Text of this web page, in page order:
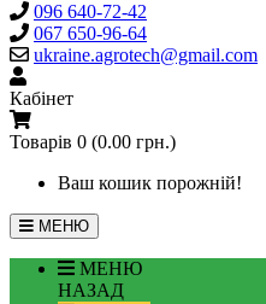
096 640-72-42
067 650-96-64
ukraine.agrotech@gmail.com
Кабінет
Товарів 0 (0.00 грн.)
Ваш кошик порожній!
МЕНЮ
МЕНЮ
НАЗАД